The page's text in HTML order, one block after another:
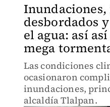
desbordados
el agua: así
mega
Las condiciones
ocasionaron
inundaciones,
alcaldía Tlalpan.